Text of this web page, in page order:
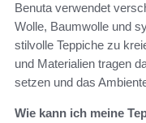
Benuta verwendet
Wolle, Baumwolle und
stilvolle Teppiche zu
und Materialien tragen
setzen und das
Wie kann ich meine